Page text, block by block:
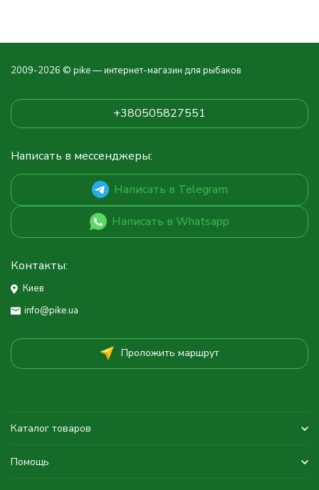
2009-2026 © pike — интернет-магазин для рыбаков
+380505827551
Написать в мессенджеры:
Написать в Telegram
Написать в Whatsapp
Контакты:
Киев
info@pike.ua
Проложить маршрут
Каталог товаров
Помощь